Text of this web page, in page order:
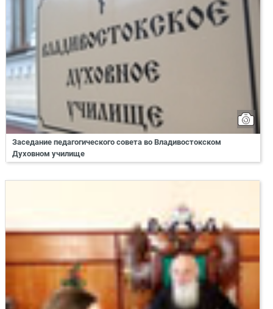
Заседание педагогического совета во Владивостокском
Духовном училище